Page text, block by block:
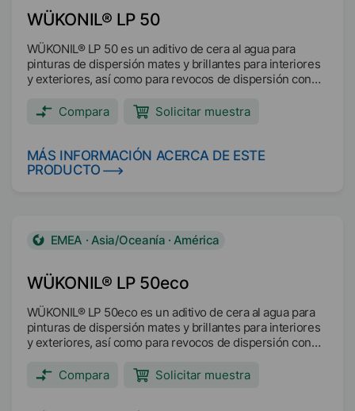
WÜKONIL® LP 50
WÜKONIL® LP 50 es un aditivo de cera al agua para
pinturas de dispersión mates y brillantes para interiores
y exteriores, así como para revocos de dispersión con
Compara
Solicitar muestra
MÁS INFORMACIÓN ACERCA DE ESTE
PRODUCTO
WÜKONIL® LP 50eco
EMEA · Asia/Oceanía · América
WÜKONIL® LP 50eco es un aditivo de cera al agua para
pinturas de dispersión mates y brillantes para interiores
y exteriores, así como para revocos de dispersión con
Compara
Solicitar muestra